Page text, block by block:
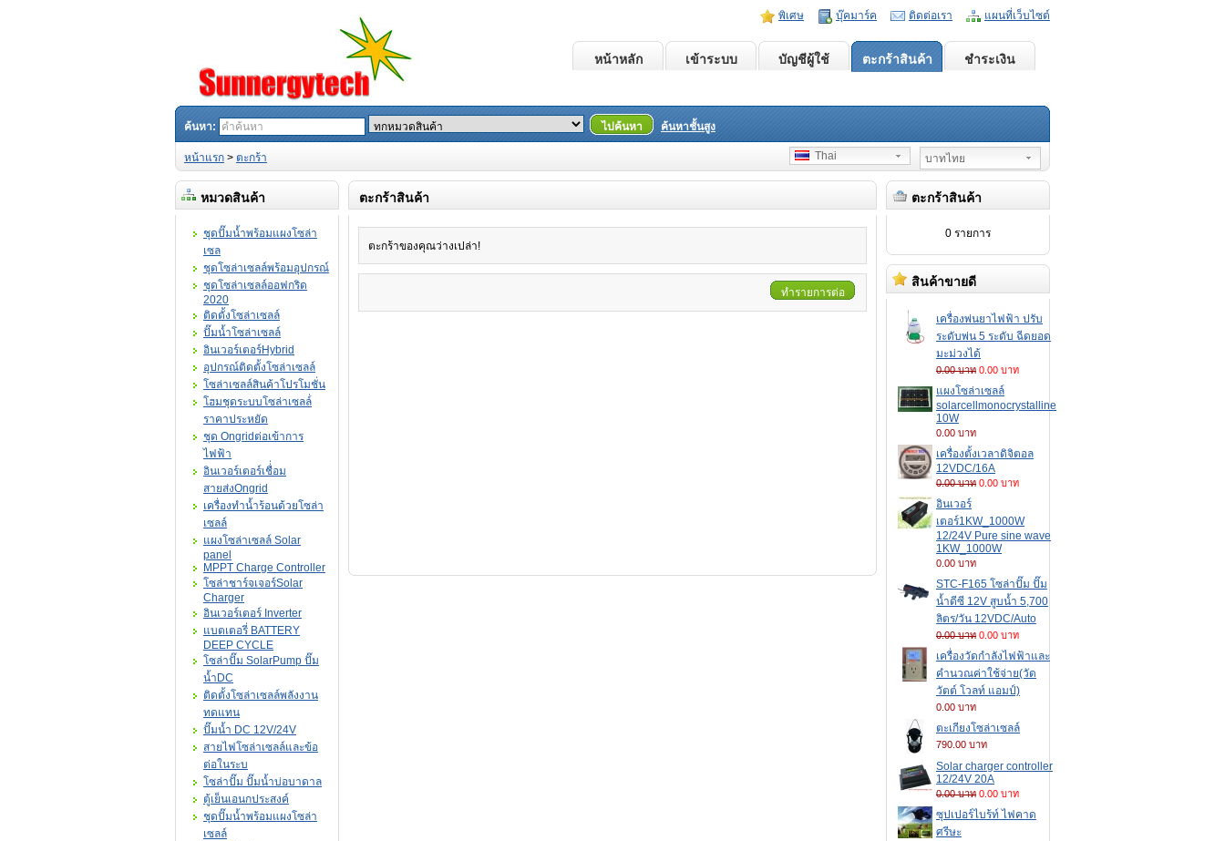
พิเศษ บุ๊คมาร์ค ติดต่อเรา แผนที่เว็บไซต์
หน้าหลัก เข้าระบบ บัญชีผู้ใช้ ตะกร้าสินค้า ชำระเงิน
ค้นหา: ไปค้นหา ค้นหาชั้นสูง
หน้าแรก > ตะกร้า บาทไทย
Thai
หมวดสินค้า
ชุดปั๊มน้ำพร้อมแผงโซล่า
เซล
ชุดโซล่าเซลล์พร้อมอุปกรณ์
ชุดโซล่าเซลล์ออฟกริด
2020
ติดตั้งโซล่าเซลล์
ปั๊มน้ำโซล่าเซลล์
อินเวอร์เตอร์Hybrid
อุปกรณ์ติดตั้งโซล่าเซลล์
โซล่าเซลล์สินค้าโปรโมชั่น
โฮมชุดระบบโซล่าเซลล์่
ราคาประหยัด
ชุด Ongridต่อเข้าการ
ไฟฟ้า
อินเวอร์เตอร์เชื่่อม
สายส่งOngrid
เครื่องทำน้ำร้อนด้วยโซล่า
เซลล์
แผงโซล่าเซลล์ Solar
panel
MPPT Charge Controller
โซล่าชาร์จเจอร์Solar
Charger
อินเวอร์เตอร์ Inverter
แบตเตอรี่ BATTERY
DEEP CYCLE
โซล่าปั๊ม SolarPump ปั๊ม
น้ำDC
ติดตั้งโซล่าเซลล์พลังงาน
ทดแทน
ปั๊มน้ำ DC 12V/24V
สายไฟโซล่าเซลล์และข้อ
ต่อในระบ
โซล่าปั๊ม ปั๊มน้ำบ่อบาดาล
ตู้เย็นเอนกประสงค์
ชุดปั๊มน้ำพร้อมแผงโซล่า
เซลล์
ตะกร้าสินค้า
0 รายการ
สินค้าขายดี
เครื่องพ่นยาไฟฟ้า ปรับ
ระดับพ่น 5 ระดับ ฉีดยอด
มะม่วงได้
0.00 บาท 0.00 บาท
แผงโซล่าเซลล์
solarcellmonocrystalline
10W
0.00 บาท
เครื่องตั้งเวลาดิจิตอล
12VDC/16A
0.00 บาท 0.00 บาท
อินเวอร์
เตอร์1KW_1000W
12/24V Pure sine wave
1KW_1000W
0.00 บาท
STC-F165 โซล่าปั๊ม ปั๊ม
น้ำดีซี 12V สูบน้ำ 5,700
ลิตร/วัน 12VDC/Auto
0.00 บาท 0.00 บาท
เครื่องวัดกำลังไฟฟ้าและ
คำนวณค่าใช้จ่าย(วัด
วัตต์ โวลท์ แอมป์)
0.00 บาท
ตะเกียงโซล่าเซลล์
790.00 บาท
Solar charger controller
12/24V 20A
0.00 บาท 0.00 บาท
ซุปเปอร์ไบร้ท์ ไฟคาด
ศรีษะ
ตะกร้าสินค้า
ตะกร้าของคุณว่างเปล่า!
ทำรายการต่อ